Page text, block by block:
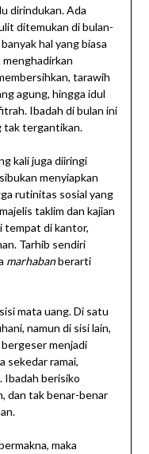
dirindukan. Ada
ditemukan di bulan-
hal yang biasa
tarawih
agung, hingga idul
Ibadah di bulan ini
tak tergantikan.
kali juga diiringi
menyiapkan
rutinitas sosial yang
taklim dan kajian
tempat di kantor,
Tarhib sendiri
marhabanberarti
mata uang. Di satu
namun di sisi lain,
menjadi
sekedar ramai,
Ibadah berisiko
dan tak benar-benar
maka